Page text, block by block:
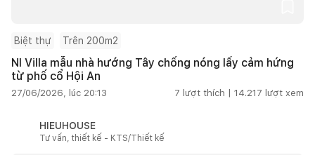
Biệt thự Trên 200m2
NI Villa mẫu nhà hướng Tây chống nóng lấy cảm hứng
từ phố cổ Hội An
27/06/2026, lúc 20:13 7 lượt thích | 14.217 lượt xem
HIEUHOUSE
Tư vấn, thiết kế - KTS/Thiết kế